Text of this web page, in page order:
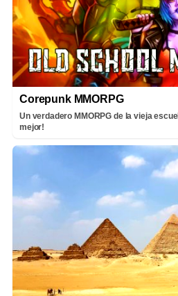
Corepunk MMORPG
Un verdadero MMORPG de la vieja
mejor!